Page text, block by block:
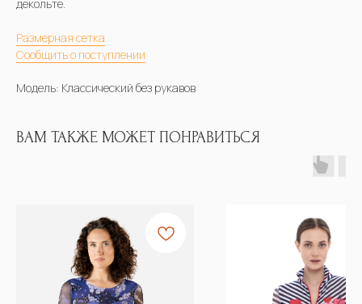
декольте.
Размерная сетка
Сообщить о поступлении
Модель: Классический без рукавов
ВАМ ТАКЖЕ МОЖЕТ ПОНРАВИТЬСЯ